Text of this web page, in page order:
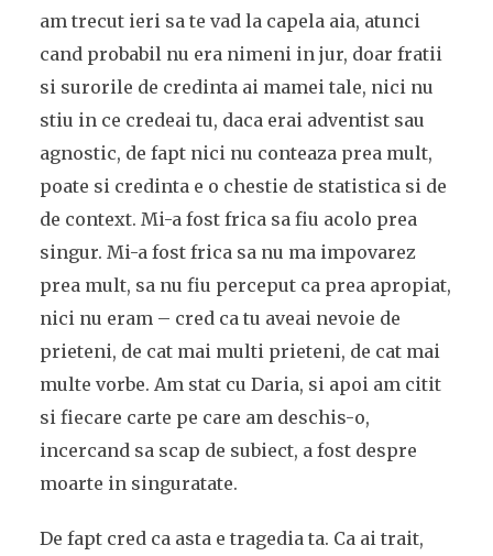
am trecut ieri sa te vad la capela aia, atunci
cand probabil nu era nimeni in jur, doar fratii
si surorile de credinta ai mamei tale, nici nu
stiu in ce credeai tu, daca erai adventist sau
agnostic, de fapt nici nu conteaza prea mult,
poate si credinta e o chestie de statistica si de
de context. Mi-a fost frica sa fiu acolo prea
singur. Mi-a fost frica sa nu ma impovarez
prea mult, sa nu fiu perceput ca prea apropiat,
nici nu eram – cred ca tu aveai nevoie de
prieteni, de cat mai multi prieteni, de cat mai
multe vorbe. Am stat cu Daria, si apoi am citit
si fiecare carte pe care am deschis-o,
incercand sa scap de subiect, a fost despre
moarte in singuratate.
De fapt cred ca asta e tragedia ta. Ca ai trait,